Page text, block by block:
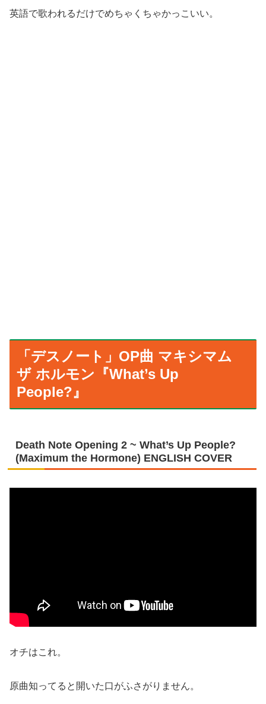
英語で歌われるだけでめちゃくちゃかっこいい。
「デスノート」OP曲 マキシマム
ザ ホルモン『What’s Up
People?』
Death Note Opening 2 ~ What’s Up People?
(Maximum the Hormone) ENGLISH COVER
オチはこれ。
原曲知ってると開いた口がふさがりません。